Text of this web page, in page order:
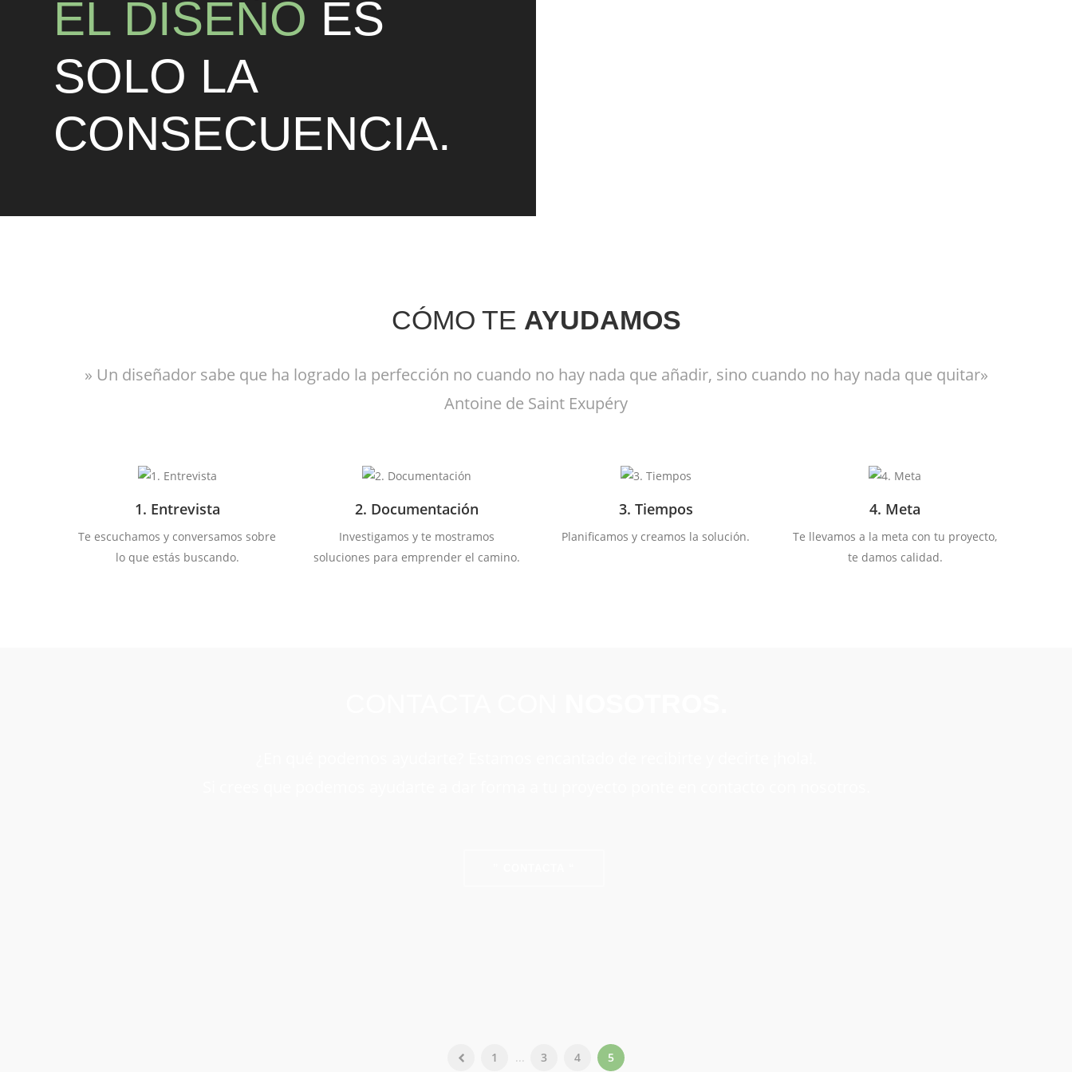
EL DISEÑO ES
SOLO LA
CONSECUENCIA.
CÓMO TE AYUDAMOS
» Un diseñador sabe que ha logrado la perfección no cuando no hay nada que añadir, sino cuando no hay nada que quitar»
Antoine de Saint Exupéry
1. Entrevista
Te escuchamos y conversamos sobre
lo que estás buscando.
2. Documentación
Investigamos y te mostramos
soluciones para emprender el camino.
3. Tiempos
Planificamos y creamos la solución.
4. Meta
Te llevamos a la meta con tu proyecto,
te damos calidad.
1 ... 3 4 5